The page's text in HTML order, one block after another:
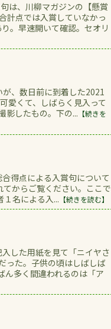
川柳マガジンの【懸賞
計点では入賞していなかっ
。早速開いて確認。セオリ
、数日前に到着した2021
愛くて、しばらく見入って
影したもの。下の... 【続きを
得点による入賞句について
からご覧ください。ここで
名による入... 【続きを読む】
した用紙を見て「ニイヤさ
った。子供の頃はしばしば
ん多く間違われるのは「ア